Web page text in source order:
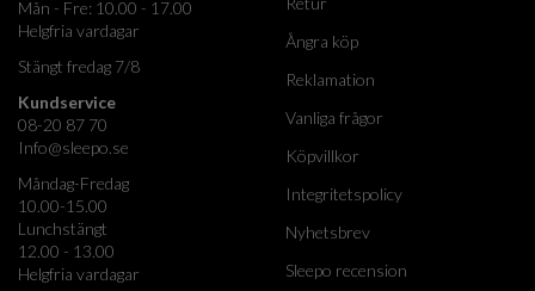
Mån - Fre: 10.00 - 17.00
Helgfria vardagar
Stängt fredag 7/8
Kundservice
08-20 87 70
Info@sleepo.se
Måndag-Fredag
10.00-15.00
Lunchstängt
12.00 - 13.00
Helgfria vardagar
Ångra köp
Reklamation
Vanliga frågor
Köpvillkor
Integritetspolicy
Nyhetsbrev
Sleepo recension